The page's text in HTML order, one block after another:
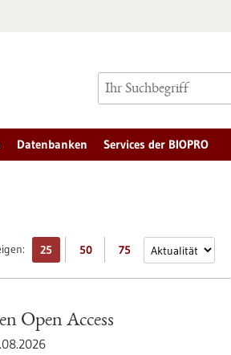
Datenbanken Services der BIOPRO
25 50 75
Open Access